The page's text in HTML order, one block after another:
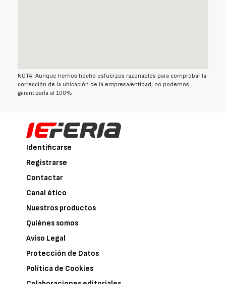
NOTA: Aunque hemos hecho esfuerzos razonables para comprobar la
corrección de la ubicación de la empresa/entidad, no podemos
garantizarla al 100%
Identificarse
Registrarse
Contactar
Canal ético
Nuestros productos
Quiénes somos
Aviso Legal
Protección de Datos
Política de Cookies